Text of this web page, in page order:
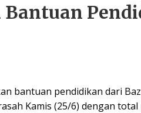
bantuan pendidikan dari
Kamis (25/6) dengan total